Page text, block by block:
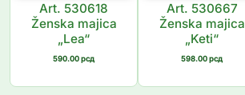
Art. 530618
Ženska majica
„Lea“
590.00рсд
Art. 530667
Ženska majica
„Keti“
598.00рсд